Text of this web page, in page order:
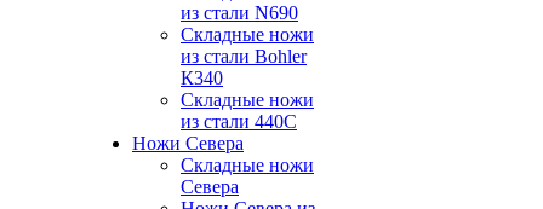
из стали N690
Складные ножи
из стали Bohler
К340
Складные ножи
из стали 440С
Ножи Севера
Складные ножи
Севера